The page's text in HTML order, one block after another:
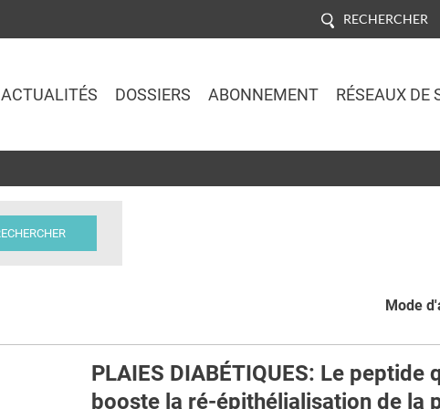
RECHERCHER
ACTUALITÉS DOSSIERS ABONNEMENT RÉSEAUX DE
Mode
PLAIES DIABÉTIQUES: Le peptide
booste la ré-épithélialisation de la